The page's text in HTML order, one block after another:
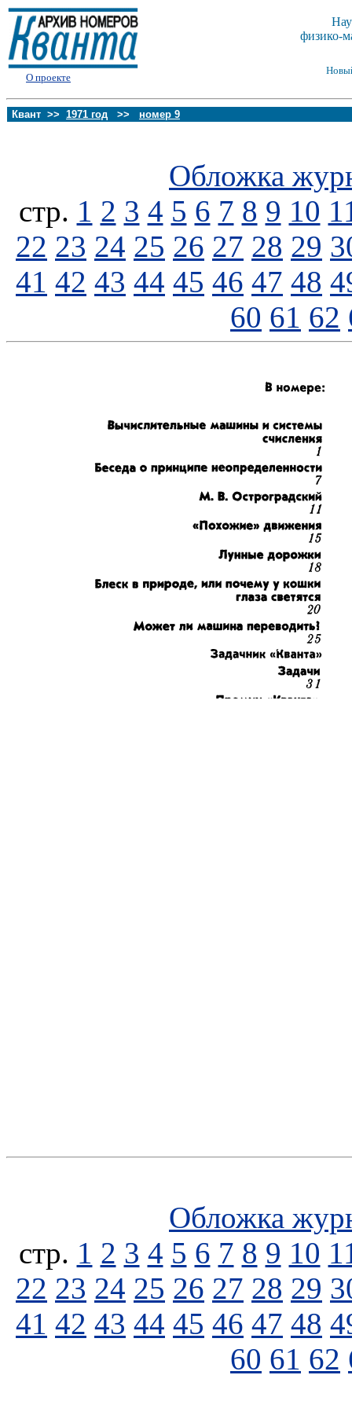
О проекте
физико-
Квант >> 1971 год >> номер 9
Обложка
стp. 1 2 3 4 5 6 7 8 9 10
22 23 24 25 26 27 28 29
41 42 43 44 45 46 47 48
60 61 62
Обложка
стp. 1 2 3 4 5 6 7 8 9 10
22 23 24 25 26 27 28 29
41 42 43 44 45 46 47 48
60 61 62